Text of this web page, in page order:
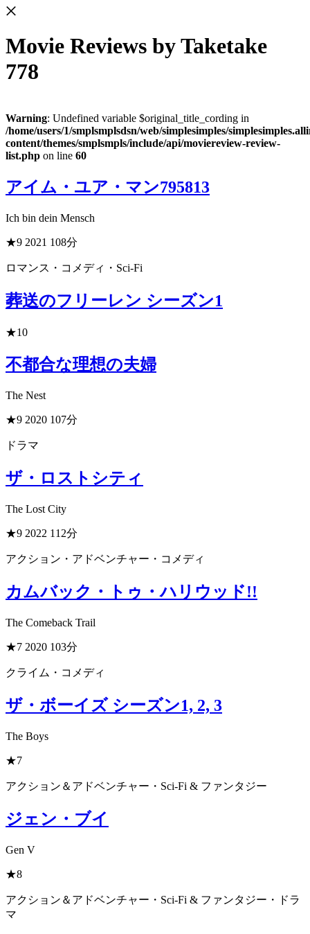
Movie Reviews by Taketake
778
Warning: Undefined variable $original_title_cording in
/home/users/1/smplsmplsdsn/web/simplesimples/
content/themes/smplsmpls/include/api/moviereview-review-
list.php on line 60
アイム・ユア・マン795813
Ich bin dein Mensch
★9 2021 108分
ロマンス・コメディ・Sci-Fi
葬送のフリーレン シーズン1
★10
不都合な理想の夫婦
The Nest
★9 2020 107分
ドラマ
ザ・ロストシティ
The Lost City
★9 2022 112分
アクション・アドベンチャー・コメディ
カムバック・トゥ・ハリウッド!!
The Comeback Trail
★7 2020 103分
クライム・コメディ
ザ・ボーイズ シーズン1, 2, 3
The Boys
★7
アクション＆アドベンチャー・Sci-Fi & ファンタジー
ジェン・ブイ
Gen V
★8
アクション＆アドベンチャー・Sci-Fi & ファンタジー・ドラ
マ